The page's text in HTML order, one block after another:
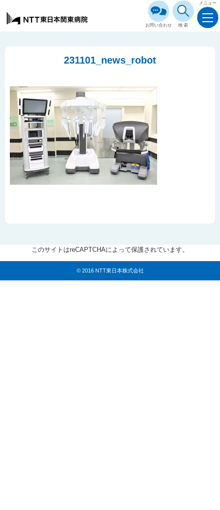
お問い合わせ 検索
メニュー
231101_news_robot
このサイトはreCAPTCHAによって保護されています。
© 2016 NTT東日本株式会社